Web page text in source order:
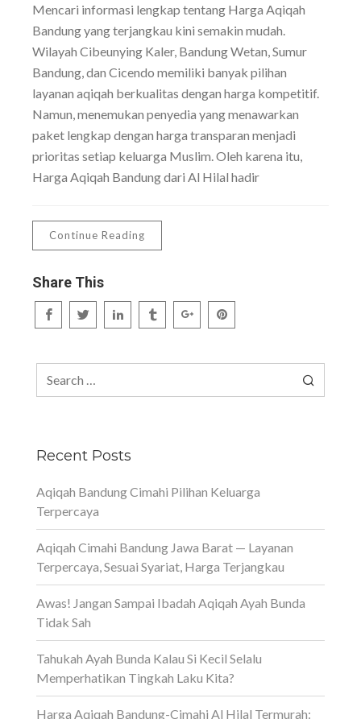
Mencari informasi lengkap tentang Harga Aqiqah
Bandung yang terjangkau kini semakin mudah.
Wilayah Cibeunying Kaler, Bandung Wetan, Sumur
Bandung, dan Cicendo memiliki banyak pilihan
layanan aqiqah berkualitas dengan harga kompetitif.
Namun, menemukan penyedia yang menawarkan
paket lengkap dengan harga transparan menjadi
prioritas setiap keluarga Muslim. Oleh karena itu,
Harga Aqiqah Bandung dari Al Hilal hadir
Continue Reading
Share This
Recent Posts
Aqiqah Bandung Cimahi Pilihan Keluarga
Terpercaya
Aqiqah Cimahi Bandung Jawa Barat — Layanan
Terpercaya, Sesuai Syariat, Harga Terjangkau
Awas! Jangan Sampai Ibadah Aqiqah Ayah Bunda
Tidak Sah
Tahukah Ayah Bunda Kalau Si Kecil Selalu
Memperhatikan Tingkah Laku Kita?
Harga Aqiqah Bandung-Cimahi Al Hilal Termurah: